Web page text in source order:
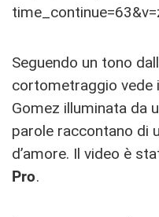
Seguendo un tono
cortometraggio vede
Gomez illuminata da
parole raccontano di
d’amore. Il video è
Pro.